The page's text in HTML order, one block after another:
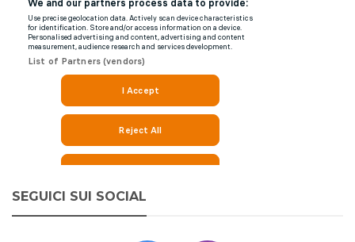
SEGUICI SUI SOCIAL